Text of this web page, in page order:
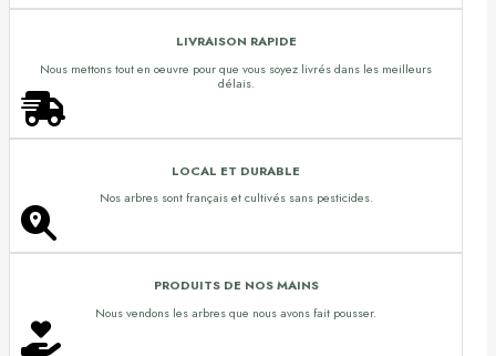
LIVRAISON RAPIDE
Nous mettons tout en oeuvre pour que vous soyez livrés dans les meilleurs
délais.
LOCAL ET DURABLE
Nos arbres sont français et cultivés sans pesticides.
PRODUITS DE NOS MAINS
Nous vendons les arbres que nous avons fait pousser.